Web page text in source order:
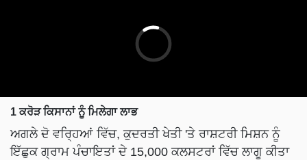
1 ਕਰੋੜ ਕਿਸਾਨਾਂ ਨੂੰ ਮਿਲੇਗਾ ਲਾਭ
ਅਗਲੇ ਦੋ ਵਰ੍ਹਿਆਂ ਵਿੱਚ, ਕੁਦਰਤੀ ਖੇਤੀ 'ਤੇ ਰਾਸ਼ਟਰੀ ਮਿਸ਼ਨ ਨੂੰ
ਇੱਛੁਕ ਗ੍ਰਾਮ ਪੰਚਾਇਤਾਂ ਦੇ 15,000 ਕਲਸਟਰਾਂ ਵਿੱਚ ਲਾਗੂ ਕੀਤਾ